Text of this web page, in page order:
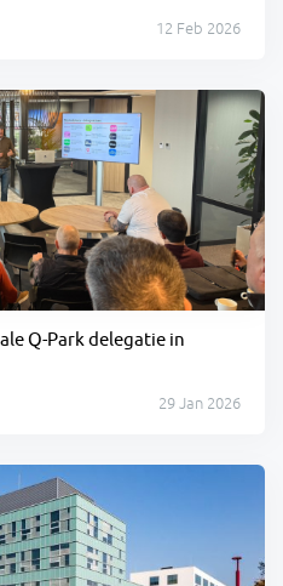
12 Feb 2026
Q-Park delegatie in
29 Jan 2026